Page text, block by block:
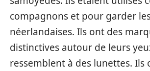
compagnons et pour garder
néerlandaises. Ils ont des
distinctives autour de leurs
ressemblent à des lunettes. Ils